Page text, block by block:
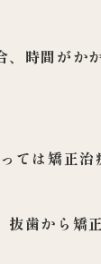
、時間がか
ては矯正治
抜歯から矯